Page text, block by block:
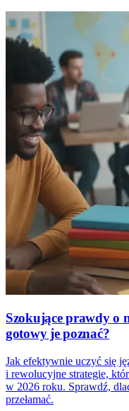
Szokujące prawdy o
gotowy je poznać?
Jak efektywnie uczyć się
i rewolucyjne strategie,
w 2026 roku. Sprawdź,
przełamać.